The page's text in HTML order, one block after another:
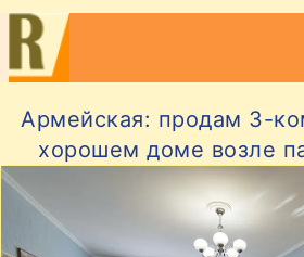
Армейская: продам 3-
хорошем доме возле